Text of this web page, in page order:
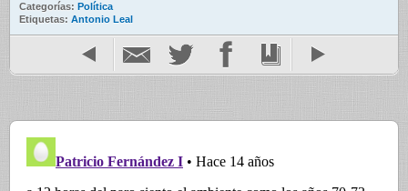
Categorías: Política
Etiquetas: Antonio Leal